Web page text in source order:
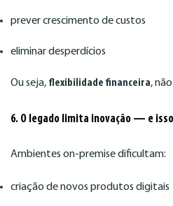
prever crescimento de custos
eliminar desperdícios
Ou seja, flexibilidade financeira,
6. O legado limita inovação — e
Ambientes on-premise dificultam:
criação de novos produtos digitais